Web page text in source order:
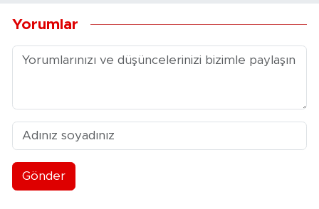
Yorumlar
Gönder